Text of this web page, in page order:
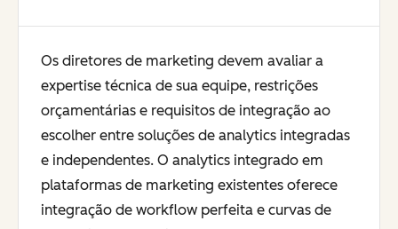
Os diretores de marketing devem avaliar a
expertise técnica de sua equipe, restrições
orçamentárias e requisitos de integração ao
escolher entre soluções de analytics integradas
e independentes. O analytics integrado em
plataformas de marketing existentes oferece
integração de workflow perfeita e curvas de